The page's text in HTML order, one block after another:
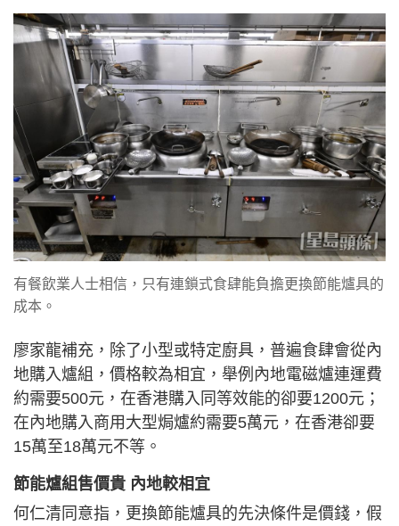
有餐飲業人士相信，只有連鎖式食肆能負擔更換節能爐具的
成本。
廖家龍補充，除了小型或特定廚具，普遍食肆會從內
地購入爐組，價格較為相宜，舉例內地電磁爐連運費
約需要500元，在香港購入同等效能的卻要1200元；
在內地購入商用大型焗爐約需要5萬元，在香港卻要
15萬至18萬元不等。
節能爐組售價貴 內地較相宜
何仁清同意指，更換節能爐具的先決條件是價錢，假